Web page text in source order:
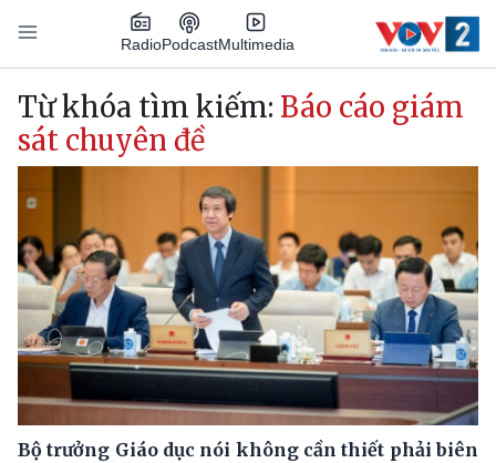
Nhảy đến nội dung
RadioPodcastMultimedia
Main navigation
Từ khóa tìm kiếm: Báo cáo giám
sát chuyên đề
Bộ trưởng Giáo dục nói không cần thiết phải biên